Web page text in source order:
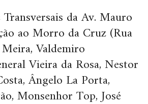
da Av. Mauro
ao Morro da Cruz(Rua
Valdemiro
Vieira da Rosa, Nestor
Ângelo La Porta,
Monsenhor Top, José